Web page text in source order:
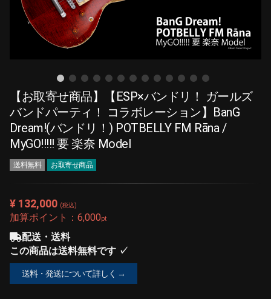
【お取寄せ商品】【ESP×バンドリ！ ガールズ
バンドパーティ！ コラボレーション】BanG
Dream!(バンドリ！) POTBELLY FM Rāna /
MyGO!!!!! 要 楽奈 Model
送料無料 お取寄せ商品
¥ 132,000 (税込)
加算ポイント： 6,000pt
配送・送料
この商品は送料無料です ✓
送料・発送について詳しく →